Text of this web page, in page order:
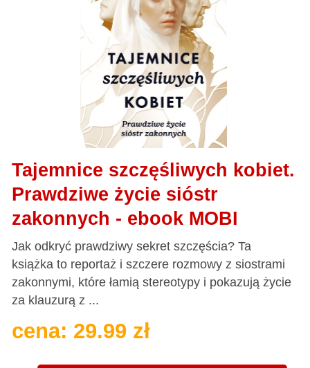
Tajemnice szczęśliwych kobiet.
Prawdziwe życie sióstr
zakonnych - ebook MOBI
Jak odkryć prawdziwy sekret szczęścia? Ta
książka to reportaż i szczere rozmowy z siostrami
zakonnymi, które łamią stereotypy i pokazują życie
za klauzurą z ...
cena: 29.99 zł